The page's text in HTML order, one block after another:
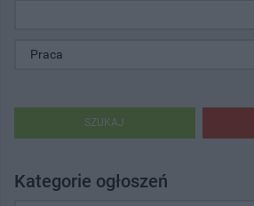
SZUKAJ
Kategorie ogłoszeń